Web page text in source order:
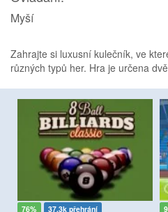
Myší
Zahrajte si luxusní kulečník, ve
různých typů her. Hra je určena
76% 37.3k přehrání